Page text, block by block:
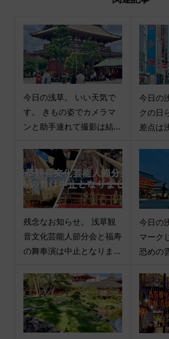
今日の浅草。 いい天気で
す。 きもの姿でカメラマ
ンと助手連れて撮影は結...
今日の
クの日
差点は
残念なお知らせ。 浅草観
音文化芸能人節分会と福寿
の舞奉演は中止となりま...
今日の
マーク
恐めの